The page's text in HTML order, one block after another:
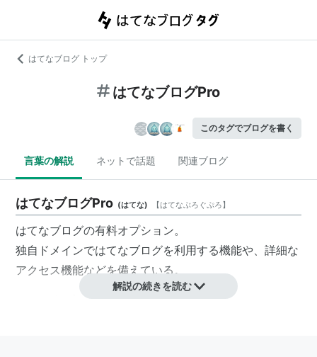
はてなブログ トップ
はてなブログPro
このタグでブログを書く
言葉の解説 ネットで話題 関連ブログ
はてなブログPro (はてな) 【はてなぶろぐぷろ】
はてなブログの有料オプション。
独自ドメインではてなブログを利用する機能や、詳細な
アクセス機能などを備えている。
はてなブログPro - はてなブログ
解説の続きを読む